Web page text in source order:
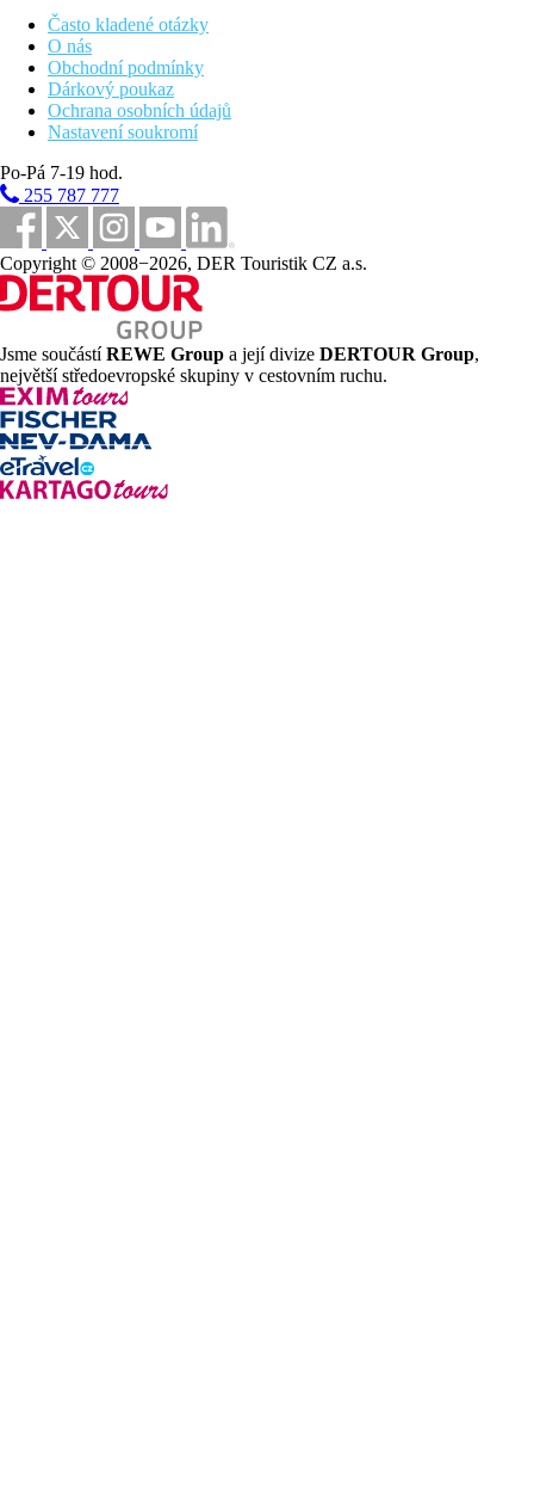
Děti
Dětská postýlka zdarma (na vyžádání).
Wellness
Zdarma:vnitřní bazén, jacuzzi.
Pro handicapované
Na vyžádání 1 pokoj přizpůsobený pro handicapované klienty
(typ. Výhled moře), bezbariérový pohyb v areálu.
Internet
Zdarma:WiFi v hotelu.
Web
www.madeira-panoramico.com
Oficiální kategorie
Často kladené otázky
O nás
Obchodní podmínky
Dárkový poukaz
Ochrana osobních údajů
Nastavení soukromí
Po-Pá 7-19 hod.
255 787 777
Copyright © 2008−2026, DER Touristik CZ a.s.
Jsme součástíREWE Group a její divize DERTOUR Group,
největší středoevropské skupiny v cestovním ruchu.